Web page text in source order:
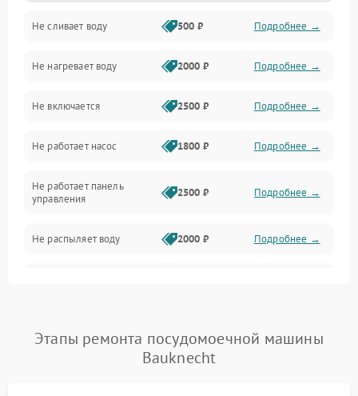
Электропитание
Датчики
Нагрев
Вода
Гигиена
Программное обеспечение
Не сливает воду 500 ₽ Подробнее →
Не нагревает воду 2000 ₽ Подробнее →
Не включается 2500 ₽ Подробнее →
Не работает насос 1800 ₽ Подробнее →
Не работает панель
управления
2500 ₽ Подробнее →
Не распыляет воду 2000 ₽ Подробнее →
Проблемы с набором
воды
1800 ₽ Подробнее →
Этапы ремонта посудомоечной машины
Bauknecht